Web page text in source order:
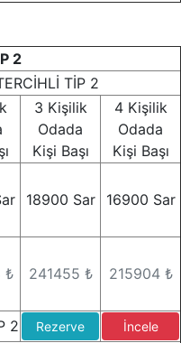
2
TİP 2
3 Kişilik
Odada
Kişi Başı
4 Kişilik
Odada
Kişi Başı
18900 Sar 16900 Sar
₺ 241455 ₺ 215904 ₺
2 Rezerve İncele